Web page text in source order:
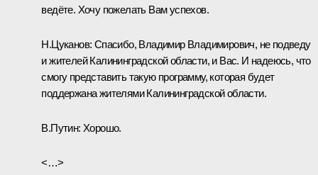
ведёте. Хочу пожелать Вам успехов.
Н.Цуканов: Спасибо, Владимир Владимирович, не подведу
и жителей Калининградской области, и Вас. И надеюсь, что
смогу представить такую программу, которая будет
поддержана жителями Калининградской области.
В.Путин: Хорошо.
<…>